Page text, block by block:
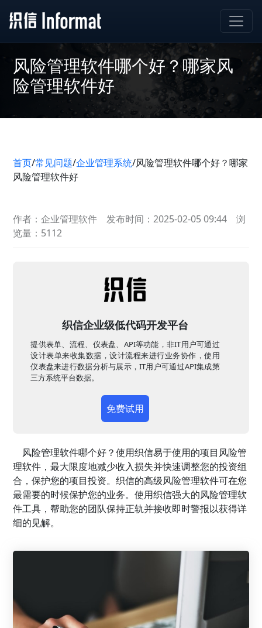
风险管理软件哪个好？哪家风
险管理软件好
首页/常见问题/企业管理系统/风险管理软件哪个好？哪家
风险管理软件好
作者：企业管理软件 发布时间：2025-02-05 09:44
浏
览量：5112
织信企业级低代码开发平台
提供表单、流程、仪表盘、API等功能，非IT用户可通过
设计表单来收集数据，设计流程来进行业务协作，使用
仪表盘来进行数据分析与展示，IT用户可通过API集成第
三方系统平台数据。
免费试用
风险管理软件哪个好？使用织信易于使用的项目风险管
理软件，最大限度地减少收入损失并快速调整您的投资组
合，保护您的项目投资。织信的高级风险管理软件可在您
最需要的时候保护您的业务。使用织信强大的风险管理软
件工具，帮助您的团队保持正轨并接收即时警报以获得详
细的见解。